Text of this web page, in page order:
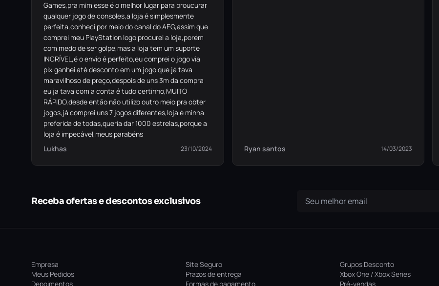
Games,pra mim esse é o melhor lugar para proucurar
qualquer jogo de consoles,a loja é simplesmente
perfeita,conheci por meio do canal do AEG,assim que
comprei meu PlayStation logo procurei a loja,porém
com medo de ser golpe,mas a loja tem um suporte
INCRÍVEL,é o envio é perfeito,eu comprei o jogo via
pix,ganhei até desconto em um jogo que já tava
maravilhoso de preço,despois de uns 3m da compra
eu ja tava com a conta é tudo certinho,MUITO
RÁPIDO,desde então não utilizo outro meio pra obter
jogos,já comprei uns 7 jogos diferentes,loja é minha
preferida de todas,queria dar 1000 estrelas,porque a
loja é impecável,meus parabéns
Lukhas
23/10/2024 Ryan santos 14/03/2023
Receba ofertas e descontos exclusivos
Empresa
Meus Pedidos
Depoimentos
Site Seguro
Prazos de entrega
Formas de pagamento
Grupos Desconto
Xbox One / Xbox Series
Pré-vendas